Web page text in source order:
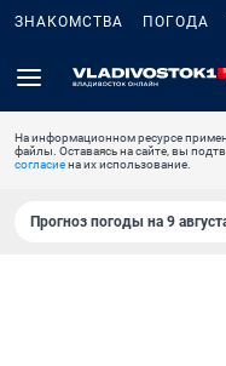
ЗНАКОМСТВА ПОГОДА
На информационном ресурсе
файлы. Оставаясь на сайте, вы
согласиена их использование.
Прогноз погоды на 9